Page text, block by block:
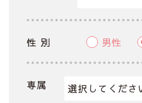
性 別 男性
専属